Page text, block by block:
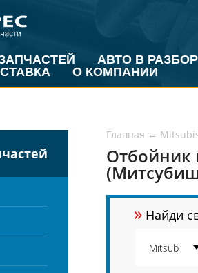
АВТО В РАЗБОР
О КОМПАНИИ
Главная ←
Отбойник
» Найди